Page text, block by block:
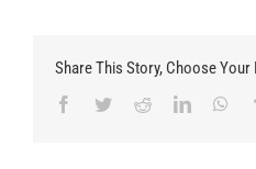
Share This Story, Choose
Facebook
TwitterRedditLinkedIn